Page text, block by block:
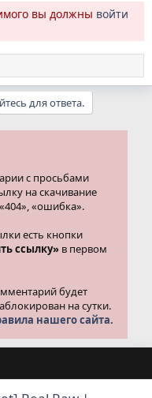
вы должны войти
для ответа.
с просьбами
на скачивание
«ошибка».
есть кнопки
ссылку» в первом
будет
на сутки.
нашего сайта.